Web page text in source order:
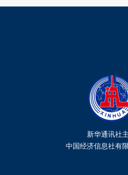
新华通讯社
中国经济信息社有